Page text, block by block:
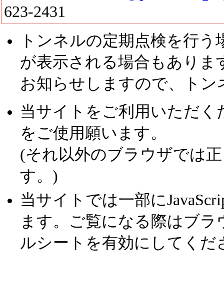
623-2431
トンネルの定期点検を行
が表示される場合もありま
お知らせしますので、ト
当サイトをご利用いただく
をご使用願います。
(それ以外のブラウザでは
す。)
当サイトでは一部に
ます。ご覧になる際はブラ
ルシートを有効にしてくだ